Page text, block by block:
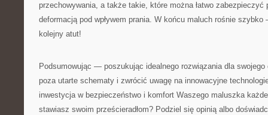
przechowywania, a także takie, które można łatwo zabezpieczyć
deformacją pod wpływem prania. W końcu maluch rośnie
kolejny atut!
Podsumowując — poszukując idealnego rozwiązania dla
poza utarte schematy i zwrócić uwagę na innowacyjne
inwestycja w bezpieczeństwo i komfort Waszego maluszka
stawiasz swoim prześcieradłom? Podziel się opinią albo